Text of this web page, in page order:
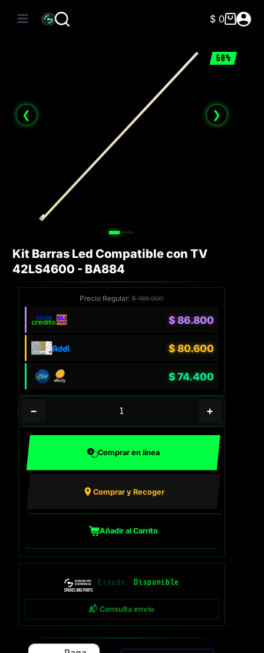
Carro
$0
60%
❮ ❯
Kit Barras Led Compatible con TV
42LS4600 - BA884
Precio Regular:$186.000
$86.800
$80.600
$74.400
− +
Comprar en línea
Comprar y Recoger
Añadir al Carrito
Estado: Disponible
📬 Consulta envío